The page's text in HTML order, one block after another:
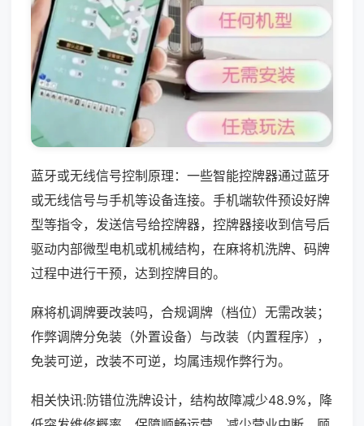
蓝牙或无线信号控制原理：一些智能控牌器通过蓝牙
或无线信号与手机等设备连接。手机端软件预设好牌
型等指令，发送信号给控牌器，控牌器接收到信号后
驱动内部微型电机或机械结构，在麻将机洗牌、码牌
过程中进行干预，达到控牌目的。
麻将机调牌要改装吗，合规调牌（档位）无需改装；
作弊调牌分免装（外置设备）与改装（内置程序），
免装可逆，改装不可逆，均属违规作弊行为。
相关快讯:防错位洗牌设计，结构故障减少48.9%，降